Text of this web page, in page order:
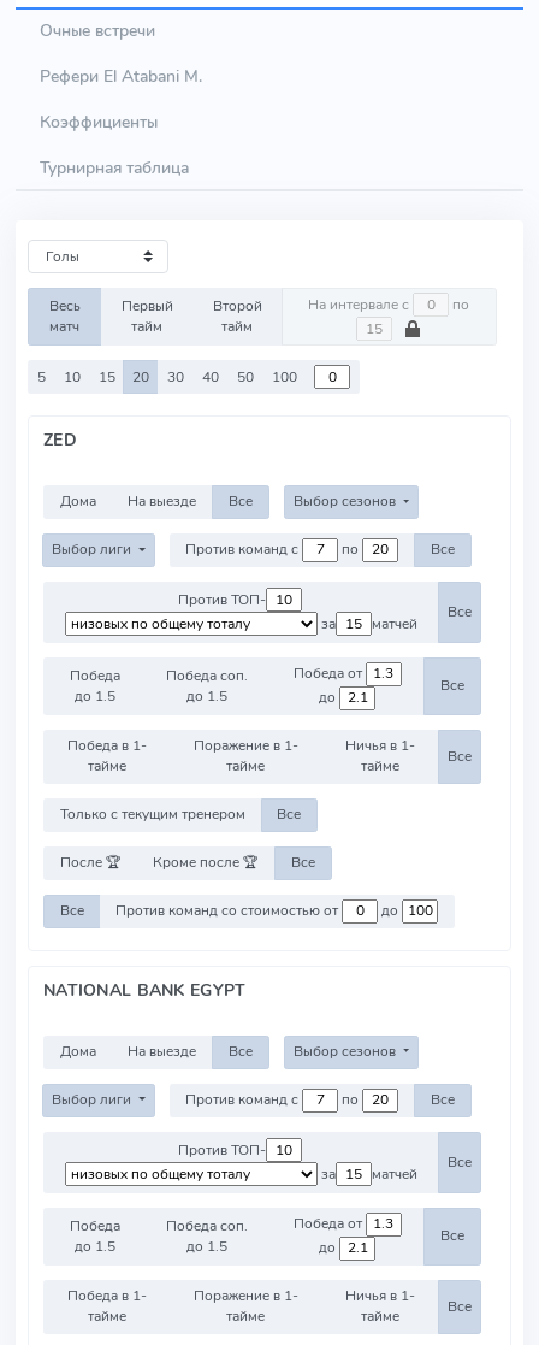
Очные встречи
Рефери El Atabani M.
Коэффициенты
Турнирная таблица
Весь
матч
Первый
тайм
Второй
тайм
На интервале с по
5 10 15 20 30 40 50 100
ZED
Дома На выезде Все Выбор сезонов
Выбор лиги Против команд с по Все
Против ТОП-
за
матчей
Все
Победа
до 1.5
Победа соп.
до 1.5
Победа от
до
Все
Победа в 1-
тайме
Поражение в 1-
тайме
Ничья в 1-
тайме
Все
Только с текущим тренером Все
После 🏆 Кроме после 🏆 Все
Все Против команд со стоимостью от до
NATIONAL BANK EGYPT
Дома На выезде Все Выбор сезонов
Выбор лиги Против команд с по Все
Против ТОП-
за
матчей
Все
Победа
до 1.5
Победа соп.
до 1.5
Победа от
до
Все
Победа в 1-
тайме
Поражение в 1-
тайме
Ничья в 1-
тайме
Все